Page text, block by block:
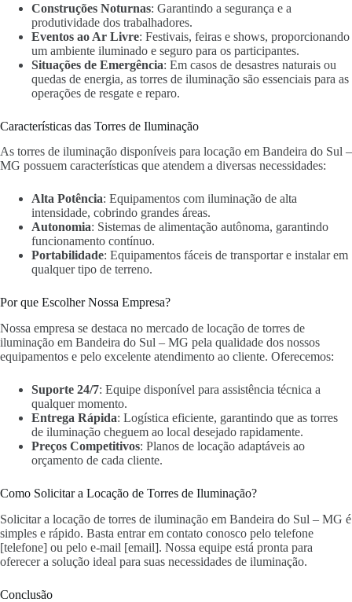
Construções Noturnas: Garantindo a segurança e a
produtividade dos trabalhadores.
Eventos ao Ar Livre: Festivais, feiras e shows, proporcionando
um ambiente iluminado e seguro para os participantes.
Situações de Emergência: Em casos de desastres naturais ou
quedas de energia, as torres de iluminação são essenciais para as
operações de resgate e reparo.
Características das Torres de Iluminação
As torres de iluminação disponíveis para locação em Bandeira do Sul –
MG possuem características que atendem a diversas necessidades:
Alta Potência: Equipamentos com iluminação de alta
intensidade, cobrindo grandes áreas.
Autonomia: Sistemas de alimentação autônoma, garantindo
funcionamento contínuo.
Portabilidade: Equipamentos fáceis de transportar e instalar em
qualquer tipo de terreno.
Por que Escolher Nossa Empresa?
Nossa empresa se destaca no mercado de locação de torres de
iluminação em Bandeira do Sul – MG pela qualidade dos nossos
equipamentos e pelo excelente atendimento ao cliente. Oferecemos:
Suporte 24/7: Equipe disponível para assistência técnica a
qualquer momento.
Entrega Rápida: Logística eficiente, garantindo que as torres
de iluminação cheguem ao local desejado rapidamente.
Preços Competitivos: Planos de locação adaptáveis ao
orçamento de cada cliente.
Como Solicitar a Locação de Torres de Iluminação?
Solicitar a locação de torres de iluminação em Bandeira do Sul – MG é
simples e rápido. Basta entrar em contato conosco pelo telefone
[telefone] ou pelo e-mail [email]. Nossa equipe está pronta para
oferecer a solução ideal para suas necessidades de iluminação.
Conclusão